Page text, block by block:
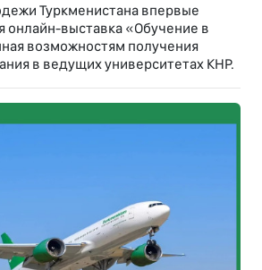
Туркменистана впервые
онлайн-выставка «Обучение в
возможностям получения
в ведущих университетах КНР.